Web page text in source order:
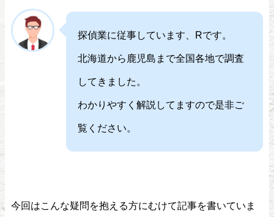
探偵業に従事しています、Rです。
北海道から鹿児島まで全国各地で調査
してきました。
わかりやすく解説してますので是非ご
覧ください。
今回はこんな疑問を抱える方にむけて記事を書いていま